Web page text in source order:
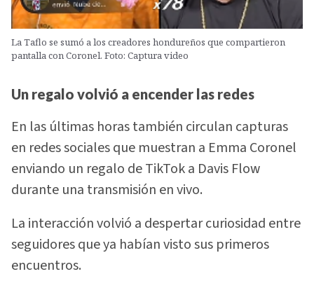
La Taflo se sumó a los creadores hondureños que compartieron
pantalla con Coronel. Foto: Captura video
Un regalo volvió a encender las redes
En las últimas horas también circulan capturas
en redes sociales que muestran a Emma Coronel
enviando un regalo de TikTok a Davis Flow
durante una transmisión en vivo.
La interacción volvió a despertar curiosidad entre
seguidores que ya habían visto sus primeros
encuentros.